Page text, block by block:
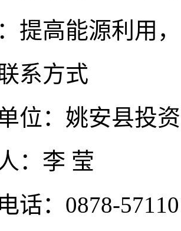
提高能源利用 ，
系方式
位：姚安县投
：李 莹
话：0878-